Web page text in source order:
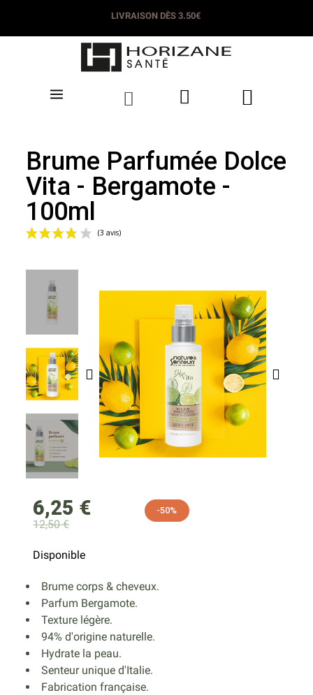
LIVRAISON DÈS 3.50€
Brume Parfumée Dolce
Vita - Bergamote -
100ml
12,50 €
6,25 € -50%
Disponible
Brume corps & cheveux.
Parfum Bergamote.
Texture légère.
94% d'origine naturelle.
Hydrate la peau.
Senteur unique d'Italie.
Fabrication française.